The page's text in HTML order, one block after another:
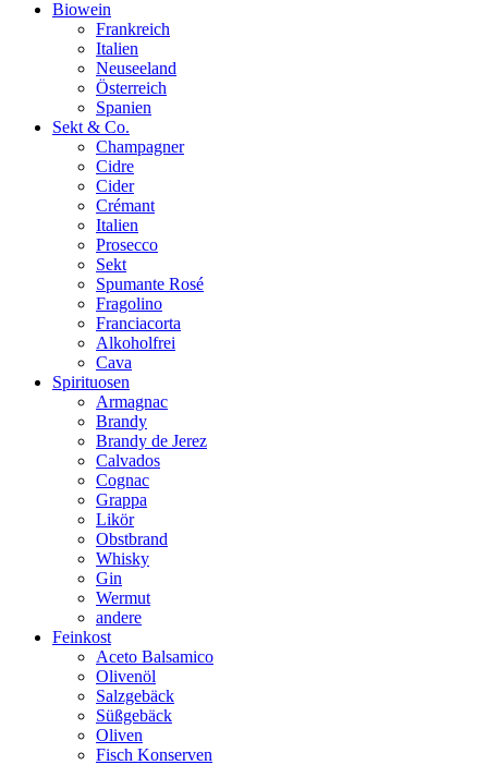
Biowein
Frankreich
Italien
Neuseeland
Österreich
Spanien
Sekt & Co.
Champagner
Cidre
Cider
Crémant
Italien
Prosecco
Sekt
Spumante Rosé
Fragolino
Franciacorta
Alkoholfrei
Cava
Spirituosen
Armagnac
Brandy
Brandy de Jerez
Calvados
Cognac
Grappa
Likör
Obstbrand
Whisky
Gin
Wermut
andere
Feinkost
Aceto Balsamico
Olivenöl
Salzgebäck
Süßgebäck
Oliven
Fisch Konserven